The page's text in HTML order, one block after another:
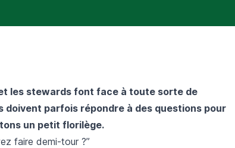
les stewards font face à toute sorte de
doivent parfois répondre à des questions pour
un petit florilège.
faire demi-tour ?”